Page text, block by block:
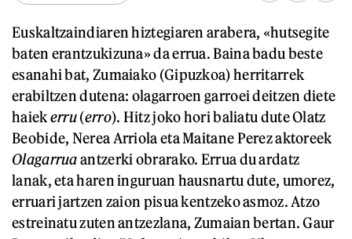
Euskaltzaindiaren hiztegiaren arabera, «hutsegite
baten erantzukizuna» da errua. Baina badu beste
esanahi bat, Zumaiako (Gipuzkoa) herritarrek
erabiltzen dutena: olagarroen garroei deitzen diete
haiekerru(erro). Hitz joko hori baliatu dute Olatz
Beobide, Nerea Arriola eta Maitane Perez aktoreek
Olagarruaantzerki obrarako. Errua du ardatz
lanak, eta haren inguruan hausnartu dute, umorez,
erruari jartzen zaion pisua kentzeko asmoz. Atzo
estreinatu zuten antzezlana, Zumaian bertan. Gaur